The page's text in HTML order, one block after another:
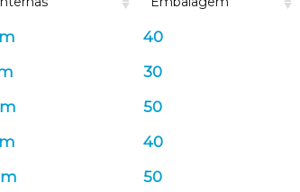
40
30
50
40
50